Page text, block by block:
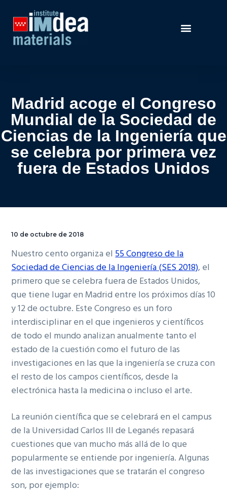
Madrid acoge el Congreso
Mundial de la Sociedad de
Ciencias de la Ingeniería que
se celebra por primera vez
fuera de Estados Unidos
10 de octubre de 2018
Nuestro cento organiza el55 Congreso de la
Sociedad de Ciencias de la Ingeniería (SES 2018), el
primero que se celebra fuera de Estados Unidos,
que tiene lugar en Madrid entre los próximos días 10
y 12 de octubre. Este Congreso es un foro
interdisciplinar en el que ingenieros y científicos
de todo el mundo analizan anualmente tanto el
estado de la cuestión como el futuro de las
investigaciones en las que la ingeniería se cruza con
el resto de los campos científicos, desde la
electrónica hasta la medicina o incluso el arte.
La reunión científica que se celebrará en el campus
de la Universidad Carlos III de Leganés repasará
cuestiones que van mucho más allá de lo que
popularmente se entiende por ingeniería. Algunas
de las investigaciones que se tratarán el congreso
son, por ejemplo: